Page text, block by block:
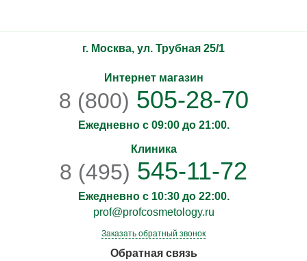
г. Москва, ул. Трубная 25/1
Интернет магазин
8 (800) 505-28-70
Ежедневно с 09:00 до 21:00.
Клиника
8 (495) 545-11-72
Ежедневно с 10:30 до 22:00.
prof@profcosmetology.ru
Заказать обратный звонок
Обратная связь